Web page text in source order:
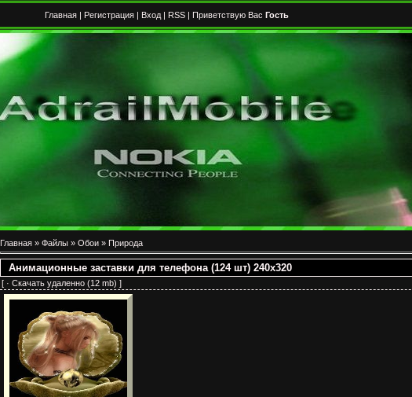
Главная| Регистрация| Вход| RSS| Приветствую Вас Гость
Главная » Файлы » Обои » Природа
Анимационные заставки для телефона (124 шт) 240x320
[ · Скачать удаленно (12 mb) ]